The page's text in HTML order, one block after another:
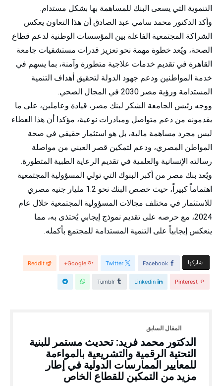
التنموية التي يسعى البنك للمساهمة بها بشكل مستدام.
وأكد الدكتور محمد سامي عبد الصادق أن هذا التعاون يعكس
الشراكة المجتمعية الفاعلة بين المؤسسات الوطنية لدعم قطاع
الصحة، ويُعد خطوة مهمة نحو تعزيز قدرات مستشفيات جامعة
القاهرة في تقديم خدمات علاجية متطورة وآمنة، بما يسهم في
خدمة المواطنين ودعم جهود الدولة لتحقيق أهداف التنمية
المستدامة ورؤية مصر 2030 في المجال الصحي.
ووجه رئيس الجامعة الشكر لبنك مصر، قيادة وعاملين، على ما
يقدمونه من دعم متواصل ومبادرات نوعية، مؤكدا أن هذا العطاء
ليس مجرد مساهمة مالية، بل هو استثمار حقيقي في صحة
المواطن المصري، ودعم لتمكين قصر العيني من مواصلة
رسالته الإنسانية والعلمية في تقديم الرعاية الطبية المتطورة.
ويُعد بنك مصر من أكبر البنوك التي تولي المسؤولية المجتمعية
اهتماماً كبيراً، حيث خصص البنك نحو 1.2 مليار جنيه مصري
للاستثمار في مختلف مجالات المسؤولية المجتمعية خلال عام
2024، مع حرصه على تقديم نموذج إيجابي يُحتذى به، مما
ينعكس إيجابياً على التنمية المستدامة للمجتمع بأكمله.
‫‫ شاركها‬ Facebook
Twitter
Google+
Reddit
Pinterest
Linkedin
Tumblr
الدكتور محمد فريد: تحديث مستمر للبنية
التحتية الرقمية والتشريعية بالمواءمة
للمعايير الممارسات الدولية في إطار
مزيد من التمكين للقطاع الخاص